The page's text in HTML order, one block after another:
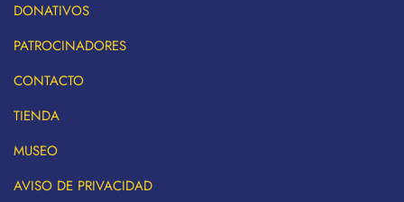
DONATIVOS
PATROCINADORES
CONTACTO
TIENDA
MUSEO
AVISO DE PRIVACIDAD